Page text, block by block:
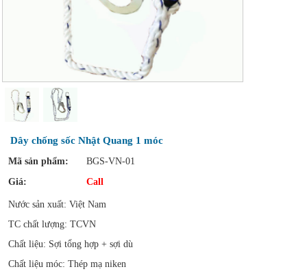
Dây chống sốc Nhật Quang 1 móc
Mã sản phẩm:
BGS-VN-01
Giá:
Call
Nước sản xuất: Việt Nam
TC chất lượng: TCVN
Chất liệu: Sợi tổng hợp + sợi dù
Chất liệu móc: Thép mạ niken